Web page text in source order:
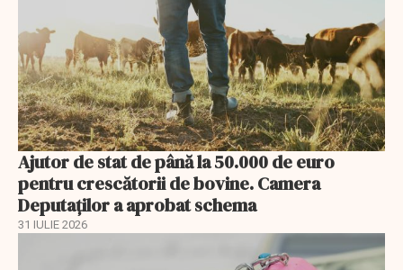
Ajutor de stat de până la 50.000 de euro
pentru crescătorii de bovine. Camera
Deputaților a aprobat schema
31 IULIE 2026